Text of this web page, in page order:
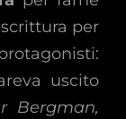
per
uscito
Bergman,